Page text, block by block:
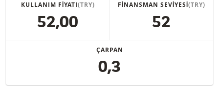
KULLANIM FIYATI(TRY)
52,00
FINANSMAN SEVIYESI(TRY)
52
ÇARPAN
0,3